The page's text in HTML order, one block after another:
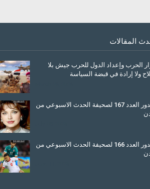
المقالات
الحرب وإعداد الدول للحرب جيش بلا
ولا إرادة في قبضة السياسة
صدور العدد 167 لصحيفة الحدث الاسبوعي من
صدور العدد 166 لصحيفة الحدث الاسبوعي من